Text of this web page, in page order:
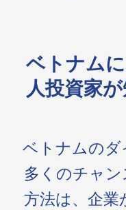
ベトナム
人投資家
ベトナムのダ
多くのチャ
方法は、企